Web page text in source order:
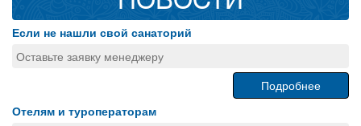
Если не нашли свой санаторий
Оставьте заявку менеджеру
Подробнее
Отелям и туроператорам